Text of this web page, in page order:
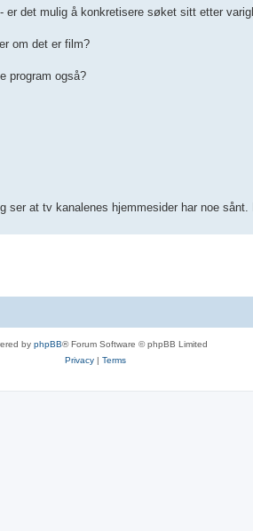
er det mulig å konkretisere søket sitt etter
om det er film?
program også?
ser at tv kanalenes hjemmesider har noe
by phpBB® Forum Software © phpBB Limited
Privacy| Terms